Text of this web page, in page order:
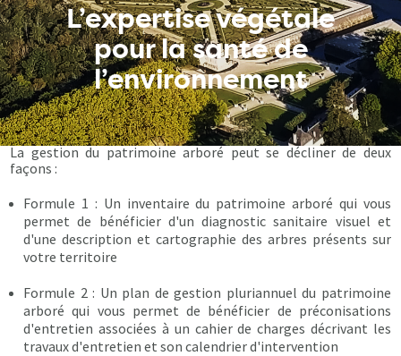
L’expertise végétale
pour la santé de
l’environnement
La gestion du patrimoine arboré peut se décliner de deux
façons :
Formule 1 : Un inventaire du patrimoine arboré qui vous
permet de bénéficier d'un diagnostic sanitaire visuel et
d'une description et cartographie des arbres présents sur
votre territoire
Formule 2 : Un plan de gestion pluriannuel du patrimoine
arboré qui vous permet de bénéficier de préconisations
d'entretien associées à un cahier de charges décrivant les
travaux d'entretien et son calendrier d'intervention